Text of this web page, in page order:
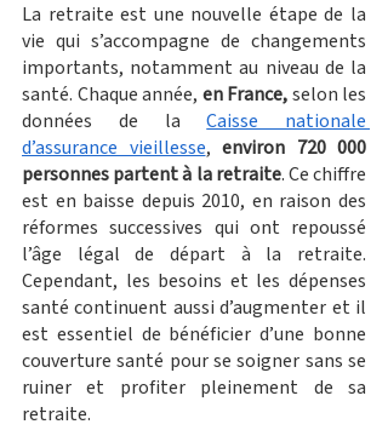
La retraite est une nouvelle étape de la
vie qui s’accompagne de changements
importants, notamment au niveau de la
santé. Chaque année, en France, selon les
données de la Caisse nationale
d’assurance vieillesse, environ 720 000
personnes partent à la retraite. Ce chiffre
est en baisse depuis 2010, en raison des
réformes successives qui ont repoussé
l’âge légal de départ à la retraite.
Cependant, les besoins et les dépenses
santé continuent aussi d’augmenter et il
est essentiel de bénéficier d’une bonne
couverture santé pour se soigner sans se
ruiner et profiter pleinement de sa
retraite.